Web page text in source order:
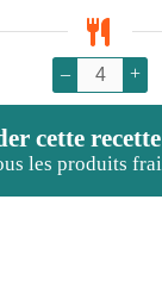
– +
cette
les produits